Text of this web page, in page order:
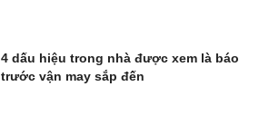
4 dấu hiệu trong nhà được xem là báo
trước vận may sắp đến